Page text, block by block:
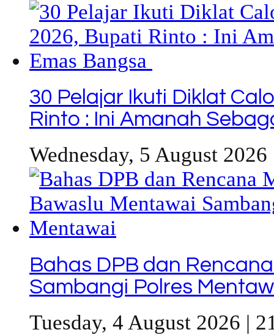
30 Pelajar Ikuti Diklat
Rinto : Ini Amanah
Wednesday, 5 August 2026
Bahas DPB dan
Sambangi Polres
Tuesday, 4 August 2026 |